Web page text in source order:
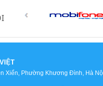
Xiển, Phường Khương Đình, Hà